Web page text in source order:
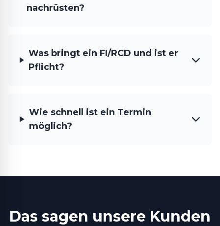
nachrüsten?
Was bringt ein FI/RCD und ist er
Pflicht?
Wie schnell ist ein Termin
möglich?
Das sagen unsere Kunden